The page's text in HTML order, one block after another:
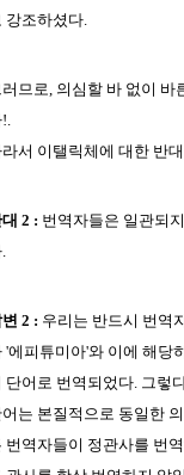
강조하셨다.
러므로, 의심할 바 없이 바
!.
서 이탤릭체에 대한 반
2 : 번역자들은 일관되
2 : 우리는 반드시 번역
'에피튜미아'와 이에 해당
단어로 번역되었다. 그렇
어는 본질적으로 동일한
번역자들이 정관사를 번